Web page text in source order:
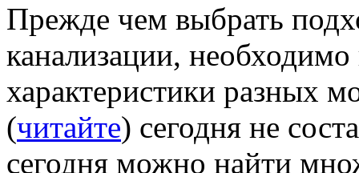
Прежде чем выбрать
канализации, необходимо
характеристики разных
(читайте) сегодня не
сегодня можно найти